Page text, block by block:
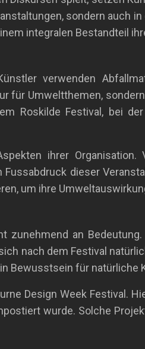
sondern auch
integralen Bestandteil
verwenden
für Umweltthemen,
Roskilde Festival, bei
ihrer
dieser
um ihre
zunehmend an
nach dem Festival
Bewusstsein für natürliche
Design Week Festival.
wurde. Solche